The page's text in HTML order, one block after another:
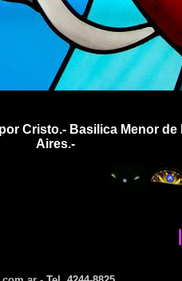
Cristo.- Basilica Menor
Aires.-